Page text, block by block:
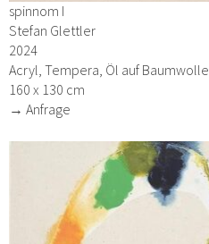
spinnom I
Stefan Glettler
2024
Acryl, Tempera, Öl auf Baumwolle
160 x 130 cm
→ Anfrage